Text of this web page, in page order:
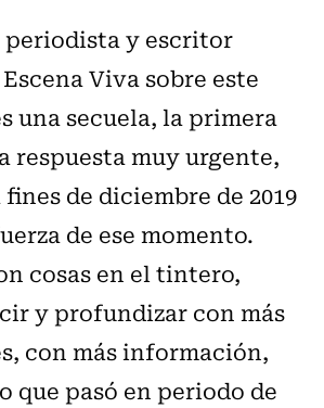
periodista y escritor
Viva sobre este
una secuela, la primera
respuesta muy urgente,
de diciembre de 2019
de ese momento.
cosas en el tintero,
y profundizar con más
con más información,
que pasó en periodo de